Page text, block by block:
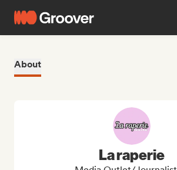
About
La raperie